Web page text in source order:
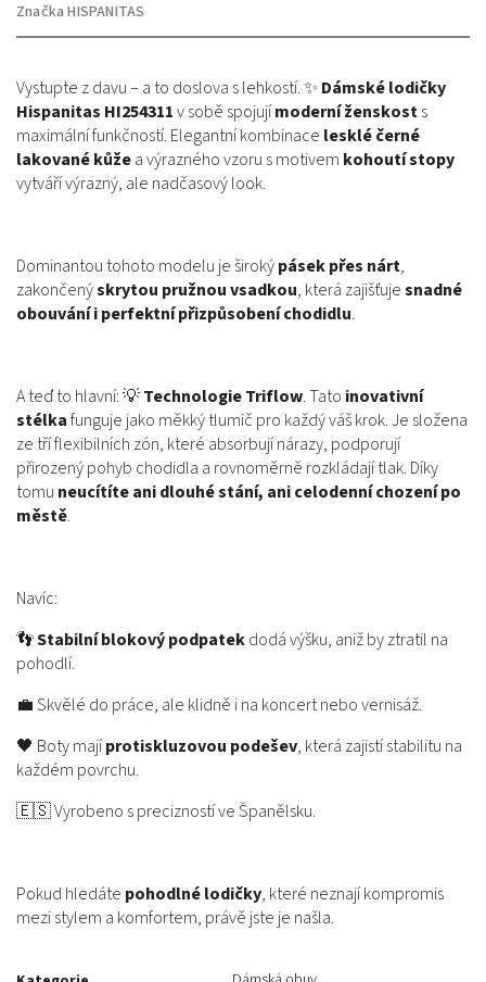
Značka HISPANITAS
Vystupte z davu – a to doslova s lehkostí. ✨ Dámské lodičky
Hispanitas HI254311v sobě spojujímoderní ženskosts
maximální funkčností. Elegantní kombinace lesklé černé
lakované kůžea výrazného vzoru s motivem kohoutí stopy
vytváří výrazný, ale nadčasový look.
Dominantou tohoto modelu je širokýpásek přes nárt,
zakončenýskrytou pružnou vsadkou, která zajišťujesnadné
obouvání i perfektní přizpůsobení chodidlu.
A teď to hlavní: 💡Technologie Triflow. Tato inovativní
stélkafunguje jako měkký tlumič pro každý váš krok. Je složena
ze tří flexibilních zón, které absorbují nárazy, podporují
přirozený pohyb chodidla a rovnoměrně rozkládají tlak. Díky
tomu neucítíte ani dlouhé stání, ani celodenní chození po
městě.
Navíc:
👣Stabilní blokový podpatekdodá výšku, aniž by ztratil na
pohodlí.
💼 Skvělé do práce, ale klidně i na koncert nebo vernisáž.
🖤 Boty majíprotiskluzovou podešev, která zajistí stabilitu na
každém povrchu.
🇪🇸 Vyrobeno s precizností ve Španělsku.
Pokud hledáte pohodlné lodičky, které neznají kompromis
mezi stylem a komfortem, právě jste je našla.